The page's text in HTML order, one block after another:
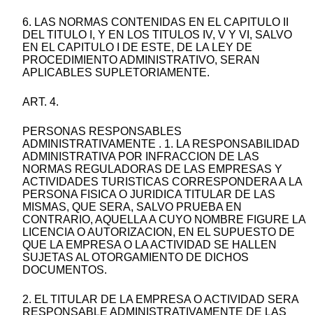
6. LAS NORMAS CONTENIDAS EN EL CAPITULO II
DEL TITULO I, Y EN LOS TITULOS IV, V Y VI, SALVO
EN EL CAPITULO I DE ESTE, DE LA LEY DE
PROCEDIMIENTO ADMINISTRATIVO, SERAN
APLICABLES SUPLETORIAMENTE.
ART. 4.
PERSONAS RESPONSABLES
ADMINISTRATIVAMENTE . 1. LA RESPONSABILIDAD
ADMINISTRATIVA POR INFRACCION DE LAS
NORMAS REGULADORAS DE LAS EMPRESAS Y
ACTIVIDADES TURISTICAS CORRESPONDERA A LA
PERSONA FISICA O JURIDICA TITULAR DE LAS
MISMAS, QUE SERA, SALVO PRUEBA EN
CONTRARIO, AQUELLA A CUYO NOMBRE FIGURE LA
LICENCIA O AUTORIZACION, EN EL SUPUESTO DE
QUE LA EMPRESA O LA ACTIVIDAD SE HALLEN
SUJETAS AL OTORGAMIENTO DE DICHOS
DOCUMENTOS.
2. EL TITULAR DE LA EMPRESA O ACTIVIDAD SERA
RESPONSABLE ADMINISTRATIVAMENTE DE LAS